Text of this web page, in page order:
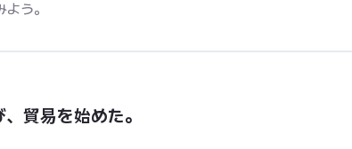
う。
貿易を始めた。